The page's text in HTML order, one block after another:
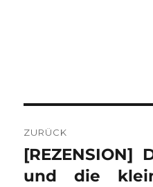
ZURÜCK
Vorheriger
Beitrag:
[REZENSION]
und die